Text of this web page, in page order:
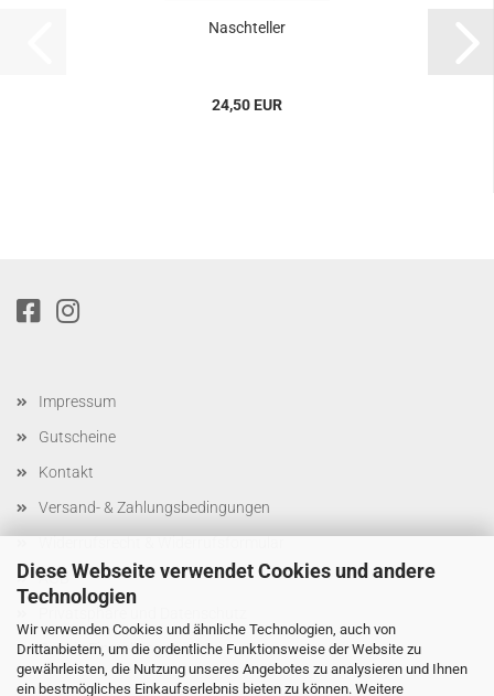
Diese Webseite verwendet Cookies und andere
Technologien
Wir verwenden Cookies und ähnliche Technologien, auch von
Drittanbietern, um die ordentliche Funktionsweise der Website zu
gewährleisten, die Nutzung unseres Angebotes zu analysieren und Ihnen
ein bestmögliches Einkaufserlebnis bieten zu können. Weitere
Naschteller
24,50 EUR
Impressum
Gutscheine
Kontakt
Versand- & Zahlungsbedingungen
AGB
Privatsphäre und Datenschutz
Cookie Einstellungen